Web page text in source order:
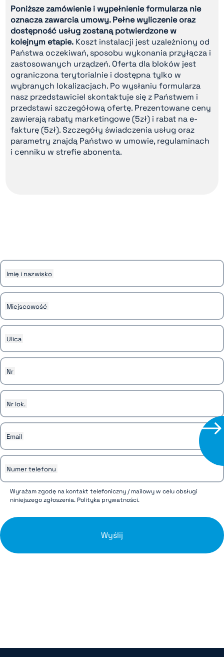
Poniższe zamówienie i wypełnienie formularza nie
oznacza zawarcia umowy. Pełne wyliczenie oraz
dostępność usług zostaną potwierdzone w
kolejnym etapie. Koszt instalacji jest uzależniony od
Państwa oczekiwań, sposobu wykonania przyłącza i
zastosowanych urządzeń. Oferta dla bloków jest
ograniczona terytorialnie i dostępna tylko w
wybranych lokalizacjach. Po wysłaniu formularza
nasz przedstawiciel skontaktuje się z Państwem i
przedstawi szczegółową ofertę. Prezentowane ceny
zawierają rabaty marketingowe (5zł) i rabat na e-
fakturę (5zł). Szczegóły świadczenia usług oraz
parametry znajdą Państwo w umowie, regulaminach
i cenniku w strefie abonenta.
Imię i nazwisko
Miejscowość
Ulica
Nr
Nr lok.
Email
Numer telefonu
Wyrażam zgodę na kontakt telefoniczny / mailowy w celu obsługi
niniejszego zgłoszenia. Polityka prywatności.
Wyślij